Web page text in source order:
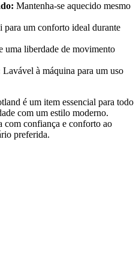
Mantenha-se aquecido mesmo
para um conforto ideal durante
uma liberdade de movimento
Lavável à máquina para um uso
é um item essencial para todo
com um estilo moderno.
com confiança e conforto ao
preferida.